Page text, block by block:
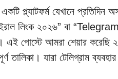
প্ল্যাটফর্ম যেখানে প্রতিদিন
লিংক ২০২৬” বা
পোস্টে আমরা শেয়ার করেছি
তালিকা। যারা টেলিগ্রাম